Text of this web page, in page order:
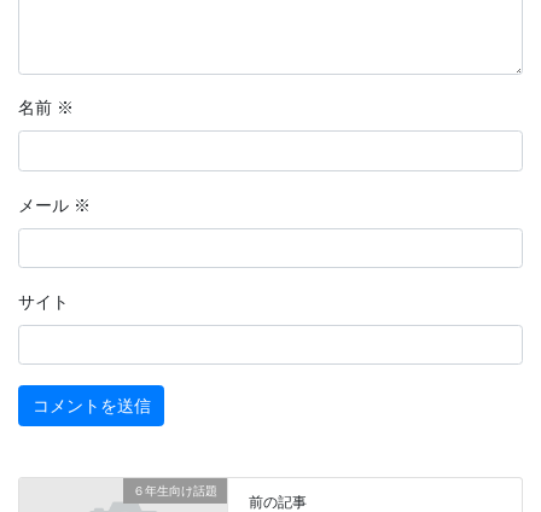
名前 ※
メール ※
サイト
６年生向け話題
前の記事